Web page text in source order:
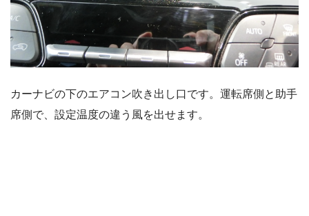
カーナビの下のエアコン吹き出し口です。運転席側と助手
席側で、設定温度の違う風を出せます。